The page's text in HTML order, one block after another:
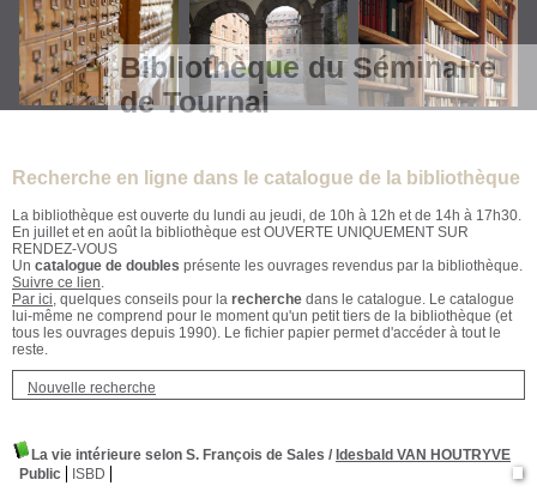
Bibliothèque du Séminaire
de Tournai
Recherche en ligne dans le catalogue de la bibliothèque
La bibliothèque est ouverte du lundi au jeudi, de 10h à 12h et de 14h à 17h30.
En juillet et en août la bibliothèque est OUVERTE UNIQUEMENT SUR
RENDEZ-VOUS
Un catalogue de doubles présente les ouvrages revendus par la bibliothèque.
Suivre ce lien.
Par ici, quelques conseils pour la recherche dans le catalogue. Le catalogue
lui-même ne comprend pour le moment qu'un petit tiers de la bibliothèque (et
tous les ouvrages depuis 1990). Le fichier papier permet d'accéder à tout le
reste.
Nouvelle recherche
La vie intérieure selon S. François de Sales / Idesbald VAN HOUTRYVE
Public
ISBD